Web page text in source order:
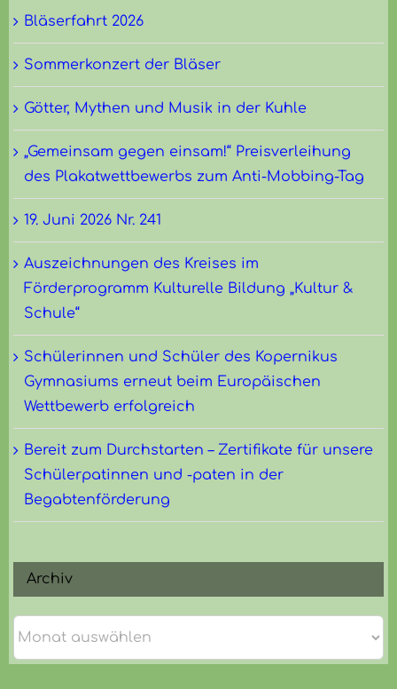
Bläserfahrt 2026
Sommerkonzert der Bläser
Götter, Mythen und Musik in der Kuhle
„Gemeinsam gegen einsam!“ Preisverleihung
des Plakatwettbewerbs zum Anti-Mobbing-Tag
19. Juni 2026 Nr. 241
Auszeichnungen des Kreises im
Förderprogramm Kulturelle Bildung „Kultur &
Schule“
Schülerinnen und Schüler des Kopernikus
Gymnasiums erneut beim Europäischen
Wettbewerb erfolgreich
Bereit zum Durchstarten – Zertifikate für unsere
Schülerpatinnen und -paten in der
Begabtenförderung
Archiv
Archiv